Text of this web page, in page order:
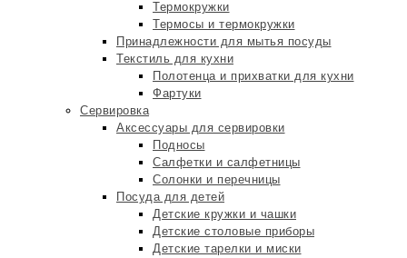
Термокружки
Термосы и термокружки
Принадлежности для мытья посуды
Текстиль для кухни
Полотенца и прихватки для кухни
Фартуки
Сервировка
Аксессуары для сервировки
Подносы
Салфетки и салфетницы
Солонки и перечницы
Посуда для детей
Детские кружки и чашки
Детские столовые приборы
Детские тарелки и миски